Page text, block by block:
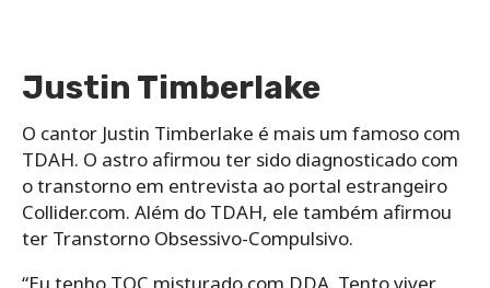
Justin Timberlake
O cantor Justin Timberlake é mais um famoso com
TDAH. O astro afirmou ter sido diagnosticado com
o transtorno em entrevista ao portal estrangeiro
Collider.com. Além do TDAH, ele também afirmou
ter Transtorno Obsessivo-Compulsivo.